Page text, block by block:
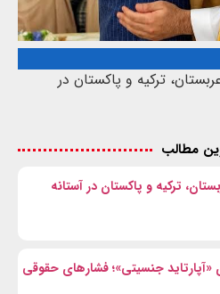
ترکیه و پاکستان در
مطالب
ترکیه و پاکستان در آستانه
«آپارتاید جنسیتی»؛ فشارهای حقوقی